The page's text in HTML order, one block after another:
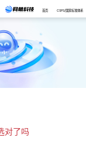
首页 CSPS/国家标准体系
对了吗